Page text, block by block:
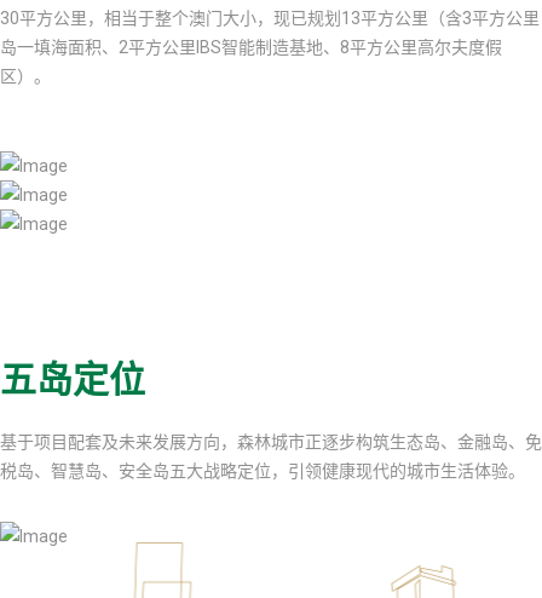
30平方公里，相当于整个澳门大小，现已规划13平方公里（含3平方公里
岛一填海面积、2平方公里IBS智能制造基地、8平方公里高尔夫度假
区）。
五岛定位
基于项目配套及未来发展方向，森林城市正逐步构筑生态岛、金融岛、免
税岛、智慧岛、安全岛五大战略定位，引领健康现代的城市生活体验。